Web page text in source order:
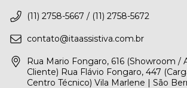
(11) 2758-5667 / (11) 2758-5672
contato@itaassistiva.com.br
Rua Mario Fongaro, 616 (Showroom
Cliente) Rua Flávio Fongaro, 447
Centro Técnico) Vila Marlene | São